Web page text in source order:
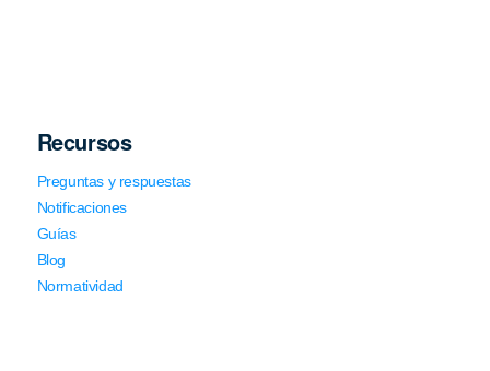
Recursos
Preguntas y respuestas
Notificaciones
Guías
Blog
Normatividad